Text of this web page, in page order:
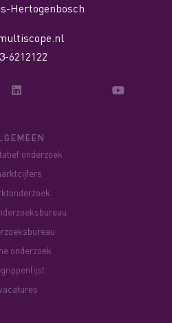
Hertogenbosch
6212122
onderzoek
onderzoek